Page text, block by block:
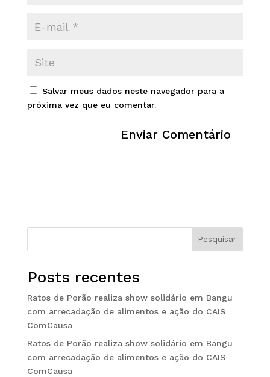
Salvar meus dados neste navegador para a
próxima vez que eu comentar.
Pesquisar
Posts recentes
Ratos de Porão realiza show solidário em Bangu
com arrecadação de alimentos e ação do CAIS
ComCausa
Ratos de Porão realiza show solidário em Bangu
com arrecadação de alimentos e ação do CAIS
ComCausa